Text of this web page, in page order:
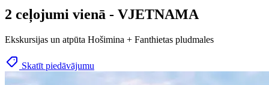
2 ceļojumi vienā - VJETNAMA
Ekskursijas un atpūta Hošimina + Fanthietas pludmales
Skatīt piedāvājumu